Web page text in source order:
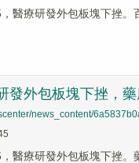
醫療研發外包板塊下挫
發外包板塊下挫，
news_content/
醫療研發外包板塊下挫